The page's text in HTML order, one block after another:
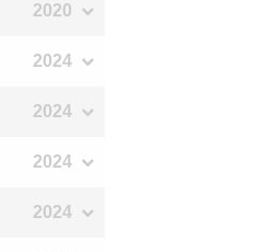
2020
2024
2024
2024
2024